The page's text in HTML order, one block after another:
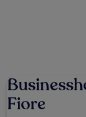
Fiore